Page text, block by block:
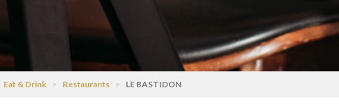
Eat & Drink > Restaurants > LE BASTIDON